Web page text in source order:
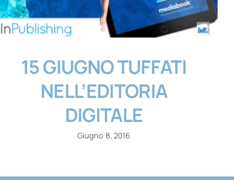
15 GIUGNO TUFFATI
NELL’EDITORIA
DIGITALE
Giugno 8, 2016